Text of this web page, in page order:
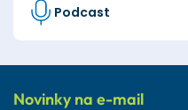
Podcast
Novinky na e-mail